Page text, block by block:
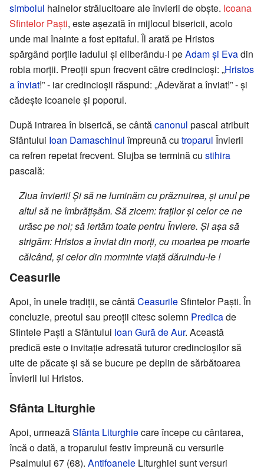
simbolul hainelor strălucitoare ale învierii de obște. Icoana
Sfintelor Paști, este așezată în mijlocul bisericii, acolo
unde mai înainte a fost epitaful. Îl arată pe Hristos
spărgând porțile iadului și eliberându-i peAdam și Evadin
robia morții. Preoții spun frecvent către credincioși: „Hristos
a înviat!” - iar credincioșii răspund: „Adevărat a înviat!” - și
cădește icoanele și poporul.
După intrarea în biserică, se cântăcanonul pascal atribuit
Sfântului Ioan Damaschinul împreună cu troparul Învierii
ca refren repetat frecvent. Slujba se termină cu stihira
pascală:
Ziua învierii! Și să ne luminăm cu prăznuirea, și unul pe
altul să ne îmbrățișăm. Să zicem: fraților și celor ce ne
urăsc pe noi; să iertăm toate pentru Înviere. Și așa să
strigăm: Hristos a înviat din morți, cu moartea pe moarte
călcând, și celor din morminte viață dăruindu-le !
Ceasurile
Apoi, în unele tradiții, se cântăCeasurileSfintelor Paști. În
concluzie, preotul sau preoții citesc solemn Predicade
Sfintele Paști a Sfântului Ioan Gură de Aur. Această
predică este o invitație adresată tuturor credincioșilor să
uite de păcate și să se bucure pe deplin de sărbătoarea
Învierii lui Hristos.
Sfânta Liturghie
Apoi, urmeazăSfânta Liturghiecare începe cu cântarea,
încă o dată, a troparului festiv împreună cu versurile
Psalmului 67 (68). Antifoanele Liturghiei sunt versuri